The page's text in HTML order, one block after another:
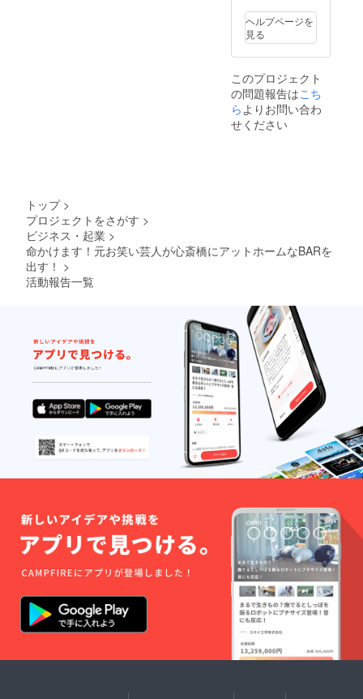
ヘルプページを
見る
このプロジェクト
の問題報告はこち
らよりお問い合わ
せください
トップ >
プロジェクトをさがす >
ビジネス・起業 >
命かけます！元お笑い芸人が心斎橋にアットホームなBARを
出す！ >
活動報告一覧